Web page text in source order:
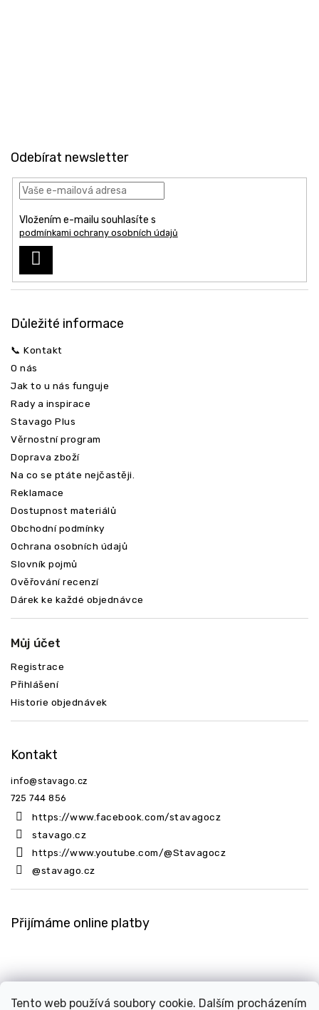
Tento web používá soubory cookie. Dalším procházením
Odebírat newsletter
Vložením e-mailu souhlasíte s
podmínkami ochrany osobních údajů
SE
Důležité informace
📞 Kontakt
O nás
Jak to u nás funguje
Rady a inspirace
Stavago Plus
Věrnostní program
Doprava zboží
Na co se ptáte nejčastěji.
Reklamace
Dostupnost materiálů
Obchodní podmínky
Ochrana osobních údajů
Slovník pojmů
Ověřování recenzí
Dárek ke každé objednávce
Můj účet
Registrace
Přihlášení
Historie objednávek
Kontakt
info@stavago.cz
725 744 856
https://www.facebook.com/stavagocz
stavago.cz
https://www.youtube.com/@Stavagocz
@stavago.cz
Přijímáme online platby